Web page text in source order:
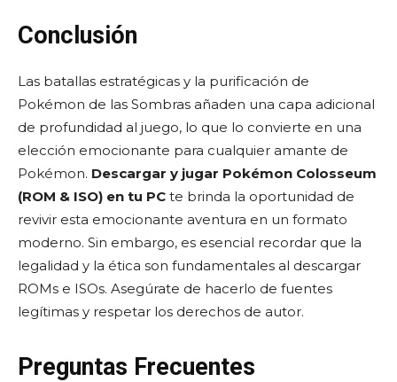
Conclusión
Las batallas estratégicas y la purificación de
Pokémon de las Sombras añaden una capa adicional
de profundidad al juego, lo que lo convierte en una
elección emocionante para cualquier amante de
Pokémon. Descargar y jugar Pokémon Colosseum
(ROM & ISO) en tu PC te brinda la oportunidad de
revivir esta emocionante aventura en un formato
moderno. Sin embargo, es esencial recordar que la
legalidad y la ética son fundamentales al descargar
ROMs e ISOs. Asegúrate de hacerlo de fuentes
legítimas y respetar los derechos de autor.
Preguntas Frecuentes